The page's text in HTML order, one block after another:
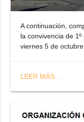
A continuación,
la convivencia de
viernes 5 de
LEER MÁS...